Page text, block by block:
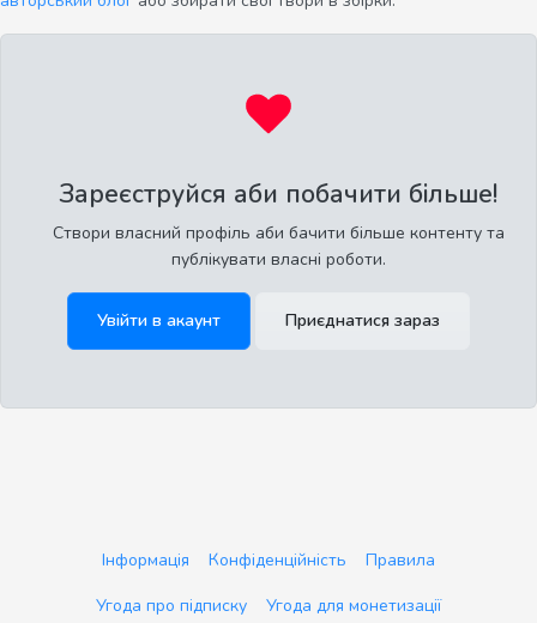
Зареєструйся аби побачити більше!
Створи власний профіль аби бачити більше контенту та
публікувати власні роботи.
Увійти в акаунт Приєднатися зараз
Інформація Конфіденційність
Правила
Угода про підписку
Угода для монетизації